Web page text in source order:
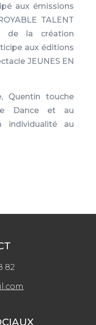
aux émissions
TALENT
de la création
aux éditions
JEUNES EN
Quentin touche
Dance et au
individualité au
82